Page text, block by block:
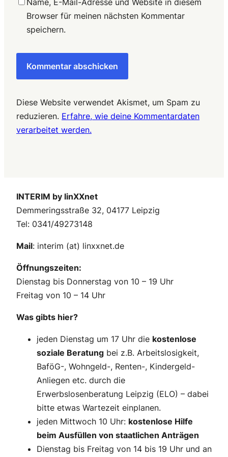
Name, E-Mail-Adresse und Website in diesem
Browser für meinen nächsten Kommentar
speichern.
Diese Website verwendet Akismet, um Spam zu
reduzieren. Erfahre, wie deine Kommentardaten
verarbeitet werden.
INTERIM by linXXnet
Demmeringsstraße 32, 04177 Leipzig
Tel: 0341/49273148
Mail: interim (at) linxxnet.de
Öffnungszeiten:
Dienstag bis Donnerstag von 10 – 19 Uhr
Freitag von 10 – 14 Uhr
Was gibts hier?
jeden Dienstag um 17 Uhr die kostenlose
soziale Beratung bei z.B. Arbeitslosigkeit,
BaföG-, Wohngeld-, Renten-, Kindergeld-
Anliegen etc. durch die
Erwerbslosenberatung Leipzig (ELO) – dabei
bitte etwas Wartezeit einplanen.
jeden Mittwoch 10 Uhr: kostenlose Hilfe
beim Ausfüllen von staatlichen Anträgen
Dienstag bis Freitag von 14 bis 19 Uhr und an